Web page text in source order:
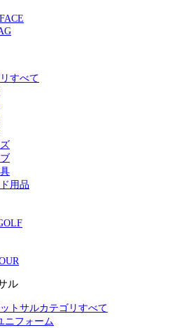
すべて
用品
ル
トサルカテゴリすべて
ニフォーム